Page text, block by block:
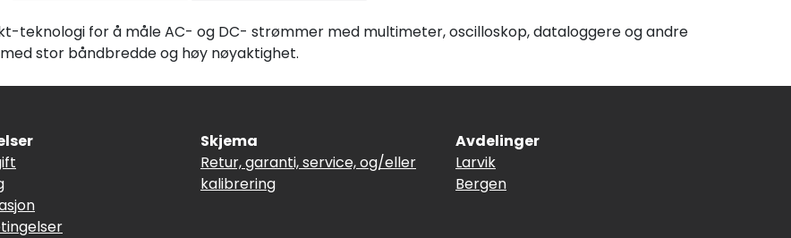
teknologi for å måle AC- og DC- strømmer med multimeter, oscilloskop, dataloggere og andre
stor båndbredde og høy nøyaktighet.
Skjema
Retur, garanti, service, og/eller
kalibrering
Avdelinger
Larvik
Bergen